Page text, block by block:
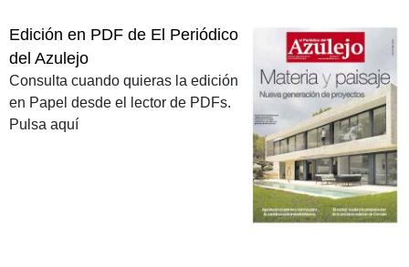
Edición en PDF de El Periódico
del Azulejo
Consulta cuando quieras la edición
en Papel desde el lector de PDFs.
Pulsa aquí